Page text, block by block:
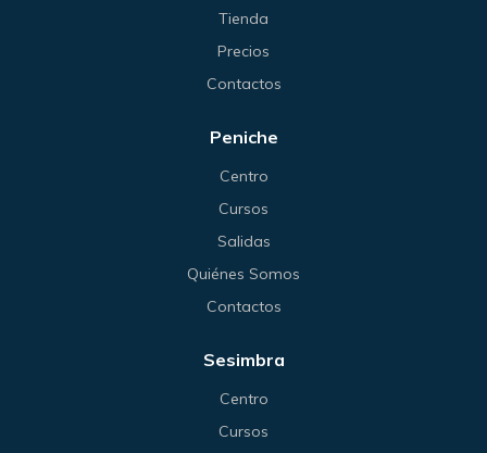
Tienda
Precios
Contactos
Peniche
Centro
Cursos
Salidas
Quiénes Somos
Contactos
Sesimbra
Centro
Cursos